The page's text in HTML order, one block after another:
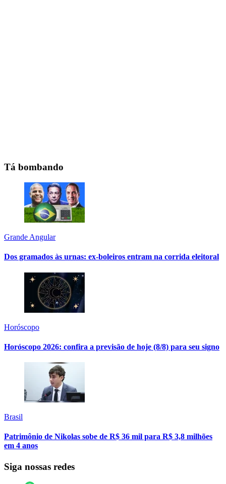
Tá bombando
Grande Angular
Dos gramados às urnas: ex-boleiros entram na corrida eleitoral
Horóscopo
Horóscopo 2026: confira a previsão de hoje (8/8) para seu signo
Brasil
Patrimônio de Nikolas sobe de R$ 36 mil para R$ 3,8 milhões
em 4 anos
Siga nossas redes